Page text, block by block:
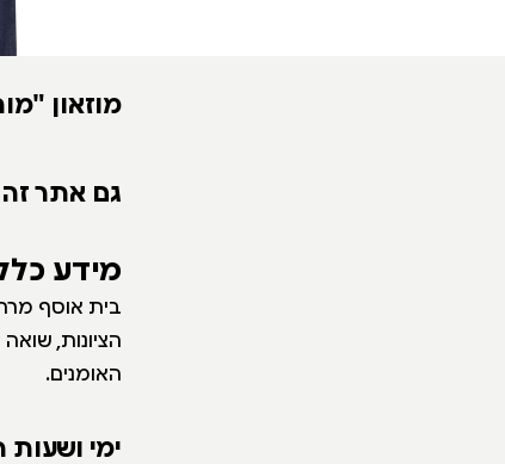
מוזאון
גם אתר
מידע
הציונות,
האומנים.
ימי ושעות